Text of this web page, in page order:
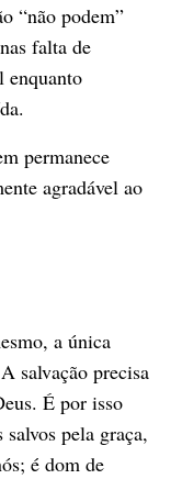
“não podem”
falta de
enquanto
permanece
agradável ao
a única
salvação precisa
É por isso
pela graça,
é dom de